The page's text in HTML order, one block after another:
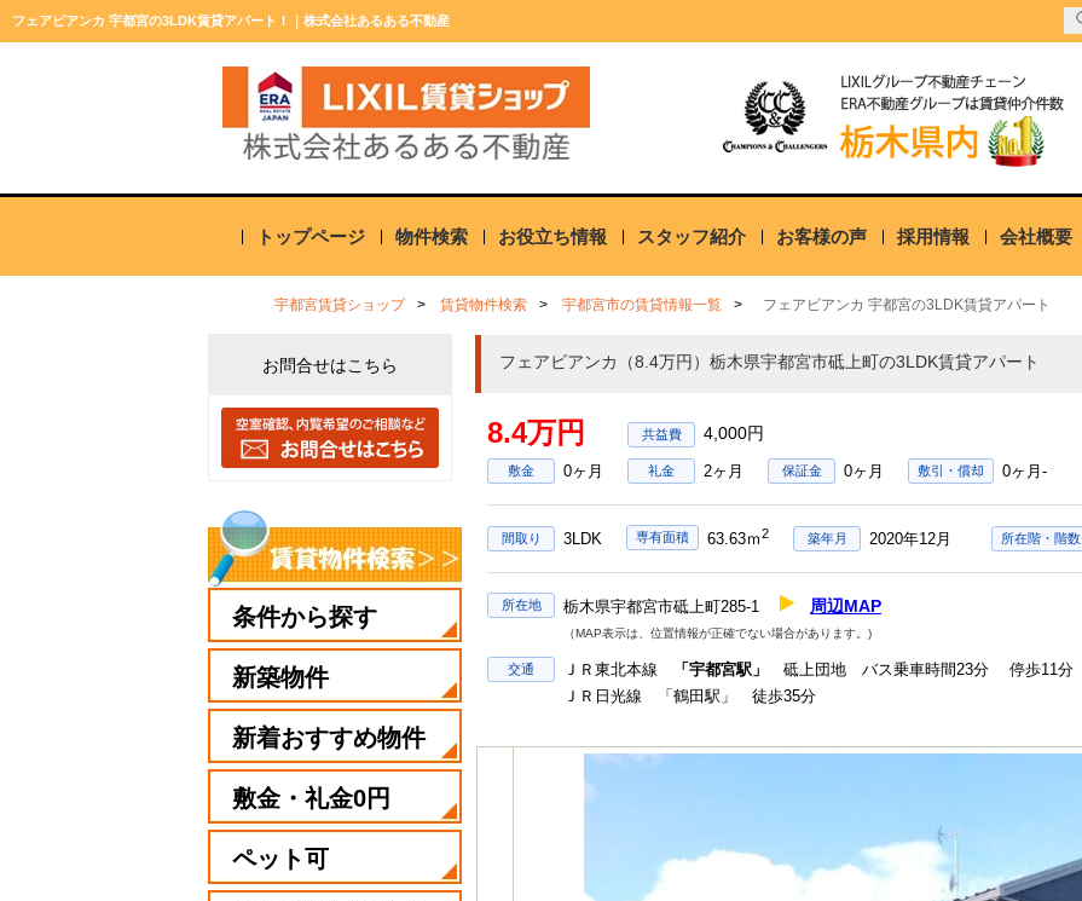
フェアビアンカ 宇都宮の3LDK賃貸アパート！｜株式会社あるある不動産
トップページ 物件検索 お役立ち情報 スタッフ紹介 お客様の声 採用情報 会社概要
宇都宮賃貸ショップ 賃貸物件検索 宇都宮市の賃貸情報一覧 フェアビアンカ 宇都宮の3LDK賃貸アパート
フェアビアンカ（8.4万円）栃木県宇都宮市砥上町の3LDK賃貸アパート
8.4万円 4,000円
敷金 0ヶ月 礼金 2ヶ月 保証金 0ヶ月 敷引・償却 0ヶ月-
間取り 3LDK 専有面積 63.63ｍ2 築年月 2020年12月 所在階・階数
所在地 栃木県宇都宮市砥上町285-1 周辺MAP
（MAP表示は、位置情報が正確でない場合があります。)
交通 ＪＲ東北本線 「宇都宮駅」
砥上団地 バス乗車時間23分 停歩11分
ＪＲ日光線 「鶴田駅」 徒歩35分
お問合せはこちら
条件から探す
新築物件
新着おすすめ物件
敷金・礼金0円
ペット可